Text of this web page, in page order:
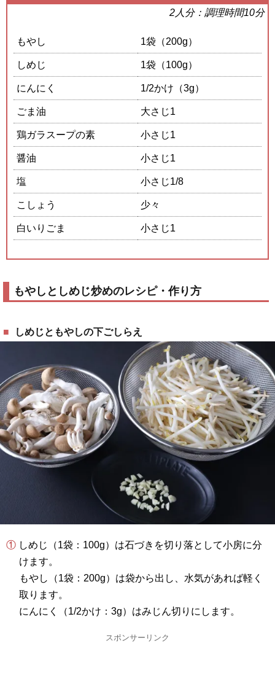
2人分：調理時間10分
もやし 1袋（200g）
しめじ 1袋（100g）
にんにく 1/2かけ（3g）
ごま油 大さじ1
鶏ガラスープの素 小さじ1
醤油 小さじ1
塩 小さじ1/8
こしょう 少々
白いりごま 小さじ1
もやしとしめじ炒めのレシピ・作り方
しめじともやしの下ごしらえ
① しめじ（1袋：100g）は石づきを切り落として小房に分
けます。
もやし（1袋：200g）は袋から出し、水気があれば軽く
取ります。
にんにく（1/2かけ：3g）はみじん切りにします。
スポンサーリンク